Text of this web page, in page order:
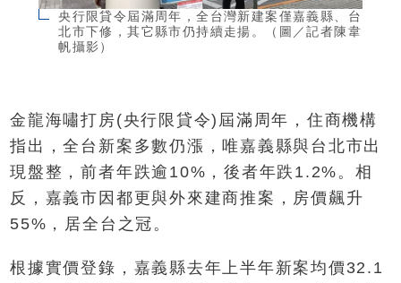
央行限貸令屆滿周年，全台灣新建案僅嘉義縣、台
北市下修，其它縣市仍持續走揚。（圖／記者陳韋
帆攝影）
金龍海嘯打房(央行限貸令)屆滿周年，住商機構
指出，全台新案多數仍漲，唯嘉義縣與台北市出
現盤整，前者年跌逾10%，後者年跌1.2%。相
反，嘉義市因都更與外來建商推案，房價飆升
55%，居全台之冠。
根據實價登錄，嘉義縣去年上半年新案均價32.1